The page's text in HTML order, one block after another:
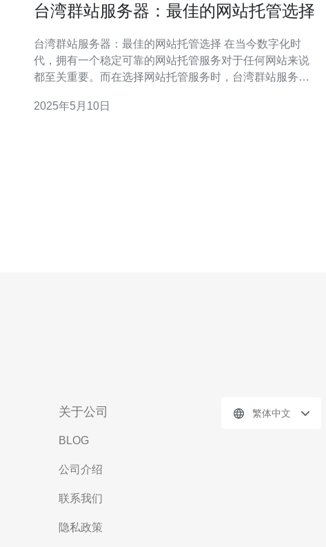
台湾群站服务器：最佳的网站托管选择
台湾群站服务器：最佳的网站托管选择 在当今数字化时
代，拥有一个稳定可靠的网站托管服务对于任何网站来说
都至关重要。而在选择网站托管服务时，台湾群站服务器
势，为什么它是最佳的网站托管选择。 台湾群站服务器是
2025年5月10日
关于公司
BLOG
公司介绍
联系我们
隐私政策
繁体中文